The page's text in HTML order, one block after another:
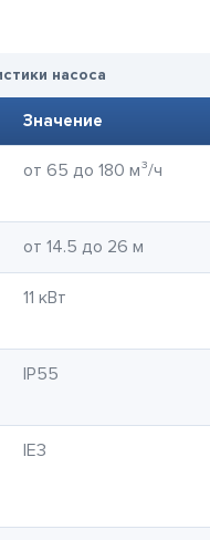
насоса
Значение
от 65 до 180 м³/ч
от 14.5 до 26 м
11 кВт
IP55
IE3